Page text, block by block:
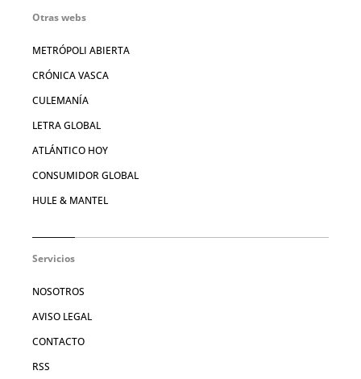
Otras webs
METRÓPOLI ABIERTA
CRÓNICA VASCA
CULEMANÍA
LETRA GLOBAL
ATLÁNTICO HOY
CONSUMIDOR GLOBAL
HULE & MANTEL
Servicios
NOSOTROS
AVISO LEGAL
CONTACTO
RSS